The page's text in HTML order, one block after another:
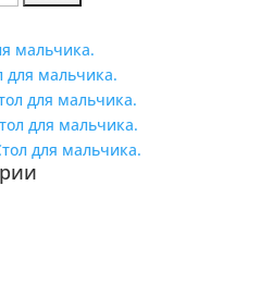
мальчика.
для мальчика.
для мальчика.
для мальчика.
для мальчика.